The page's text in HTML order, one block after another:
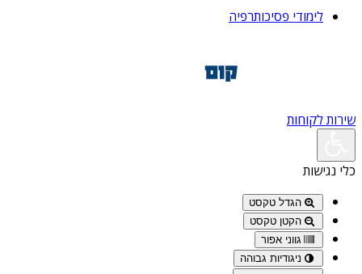
לימודי פסיכותרפיה
שירות לקוחות
כלי נגישות
הגדל טקסט
הקטן טקסט
גווני אפור
ניגודיות גבוהה